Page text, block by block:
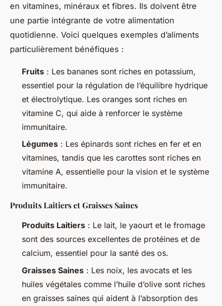
en vitamines, minéraux et fibres. Ils doivent être
une partie intégrante de votre alimentation
quotidienne. Voici quelques exemples d’aliments
particulièrement bénéfiques :
Fruits : Les bananes sont riches en potassium,
essentiel pour la régulation de l’équilibre hydrique
et électrolytique. Les oranges sont riches en
vitamine C, qui aide à renforcer le système
immunitaire.
Légumes : Les épinards sont riches en fer et en
vitamines, tandis que les carottes sont riches en
vitamine A, essentielle pour la vision et le système
immunitaire.
Produits Laitiers et Graisses Saines
Produits Laitiers : Le lait, le yaourt et le fromage
sont des sources excellentes de protéines et de
calcium, essentiel pour la santé des os.
Graisses Saines : Les noix, les avocats et les
huiles végétales comme l’huile d’olive sont riches
en graisses saines qui aident à l’absorption des